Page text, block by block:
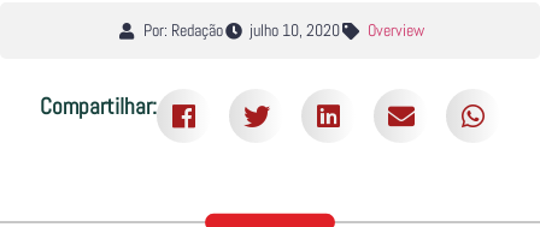
Por: Redação julho 10, 2020 Overview
Compartilhar: